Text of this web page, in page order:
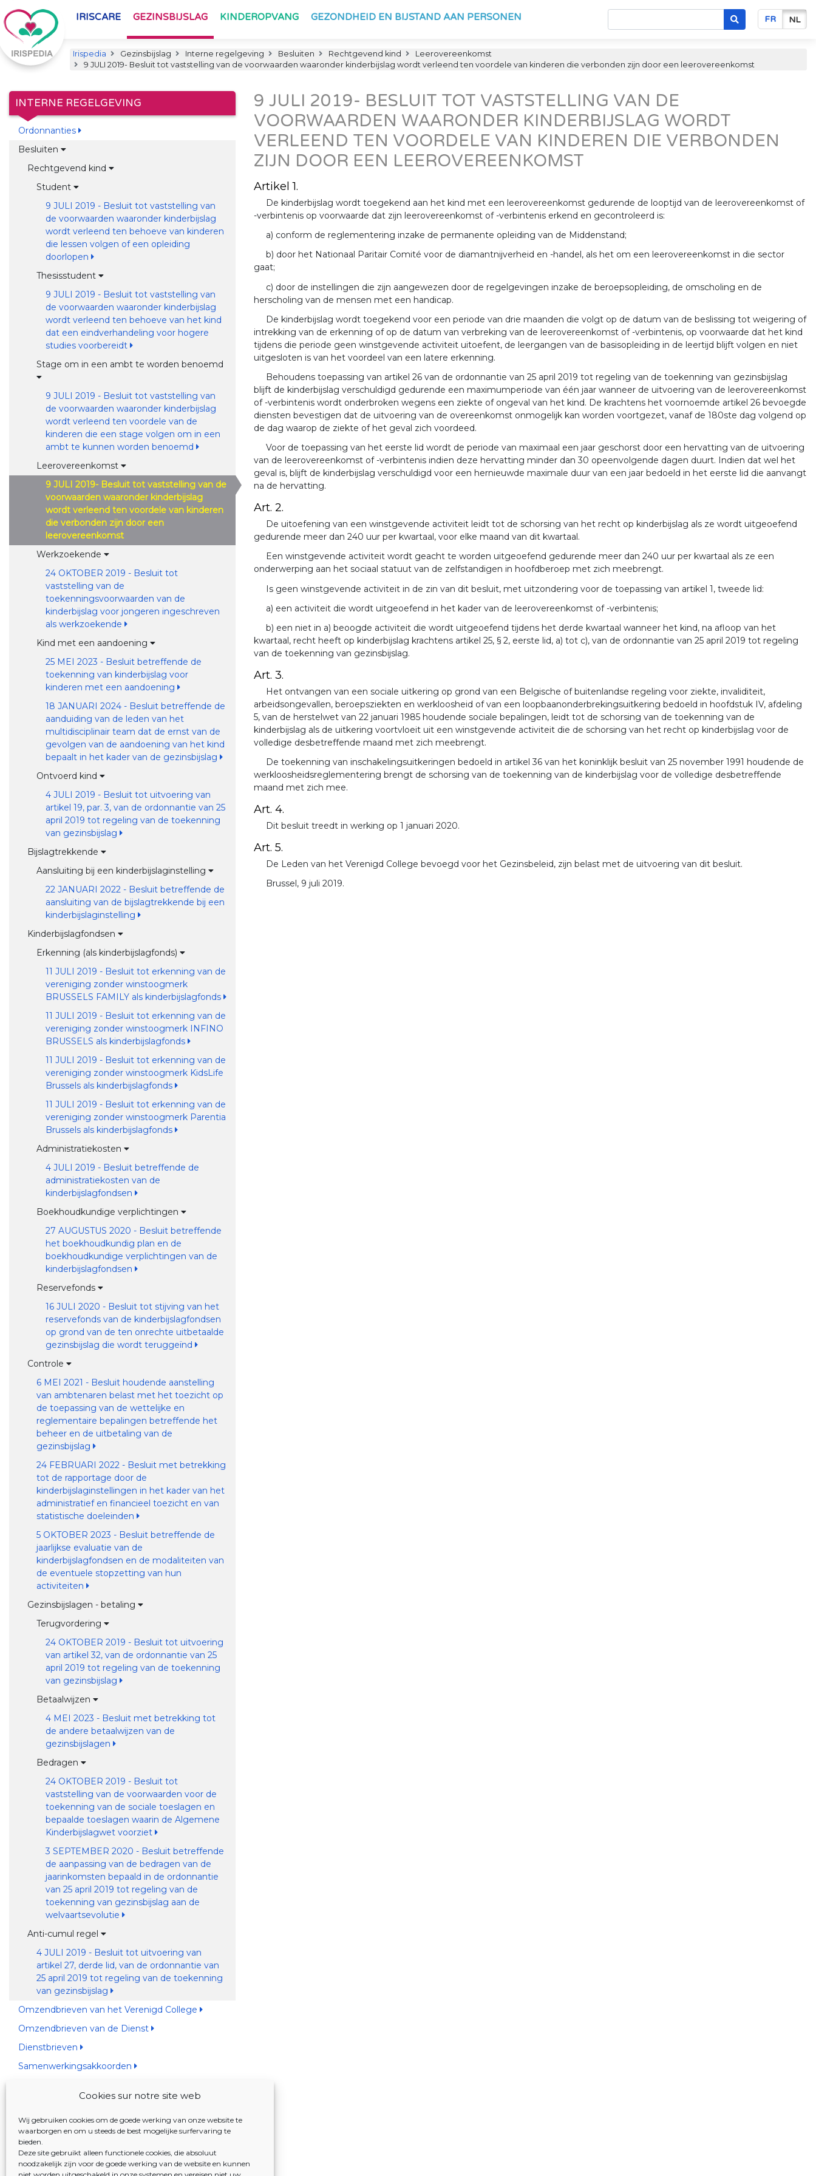
Cookies sur notre site web
Wij gebruiken cookies om de goede werking van onze website te
waarborgen en om u steeds de best mogelijke surfervaring te
bieden.
Deze site gebruikt alleen functionele cookies, die absoluut
noodzakelijk zijn voor de goede werking van de website en kunnen
IRISCARE GEZINSBIJSLAG KINDEROPVANG GEZONDHEID EN BIJSTAND AAN PERSONEN FR NL
Irispedia Gezinsbijslag Interne regelgeving Besluiten Rechtgevend kind
Leerovereenkomst
9 JULI 2019- Besluit tot vaststelling van de voorwaarden waaronder kinderbijslag wordt verleend ten voordele van kinderen die verbonden zijn door een leerovereenkomst
INTERNE REGELGEVING
Ordonnanties
Besluiten
Rechtgevend kind
Student
9 JULI 2019 - Besluit tot vaststelling van
de voorwaarden waaronder kinderbijslag
wordt verleend ten behoeve van kinderen
die lessen volgen of een opleiding
doorlopen
Thesisstudent
9 JULI 2019 - Besluit tot vaststelling van
de voorwaarden waaronder kinderbijslag
wordt verleend ten behoeve van het kind
dat een eindverhandeling voor hogere
studies voorbereidt
Stage om in een ambt te worden benoemd
9 JULI 2019 - Besluit tot vaststelling van
de voorwaarden waaronder kinderbijslag
wordt verleend ten voordele van de
kinderen die een stage volgen om in een
ambt te kunnen worden benoemd
Leerovereenkomst
9 JULI 2019- Besluit tot vaststelling van de
voorwaarden waaronder kinderbijslag
wordt verleend ten voordele van kinderen
die verbonden zijn door een
leerovereenkomst
Werkzoekende
24 OKTOBER 2019 - Besluit tot
vaststelling van de
toekenningsvoorwaarden van de
kinderbijslag voor jongeren ingeschreven
als werkzoekende
Kind met een aandoening
25 MEI 2023 - Besluit betreffende de
toekenning van kinderbijslag voor
kinderen met een aandoening
18 JANUARI 2024 - Besluit betreffende de
aanduiding van de leden van het
multidisciplinair team dat de ernst van de
gevolgen van de aandoening van het kind
bepaalt in het kader van de gezinsbijslag
Ontvoerd kind
4 JULI 2019 - Besluit tot uitvoering van
artikel 19, par. 3, van de ordonnantie van 25
april 2019 tot regeling van de toekenning
van gezinsbijslag
Bijslagtrekkende
Aansluiting bij een kinderbijslaginstelling
22 JANUARI 2022 - Besluit betreffende de
aansluiting van de bijslagtrekkende bij een
kinderbijslaginstelling
Kinderbijslagfondsen
Erkenning (als kinderbijslagfonds)
11 JULI 2019 - Besluit tot erkenning van de
vereniging zonder winstoogmerk
BRUSSELS FAMILY als kinderbijslagfonds
11 JULI 2019 - Besluit tot erkenning van de
vereniging zonder winstoogmerk INFINO
BRUSSELS als kinderbijslagfonds
11 JULI 2019 - Besluit tot erkenning van de
vereniging zonder winstoogmerk KidsLife
Brussels als kinderbijslagfonds
11 JULI 2019 - Besluit tot erkenning van de
vereniging zonder winstoogmerk Parentia
Brussels als kinderbijslagfonds
Administratiekosten
4 JULI 2019 - Besluit betreffende de
administratiekosten van de
kinderbijslagfondsen
Boekhoudkundige verplichtingen
27 AUGUSTUS 2020 - Besluit betreffende
het boekhoudkundig plan en de
boekhoudkundige verplichtingen van de
kinderbijslagfondsen
Reservefonds
16 JULI 2020 - Besluit tot stijving van het
reservefonds van de kinderbijslagfondsen
op grond van de ten onrechte uitbetaalde
gezinsbijslag die wordt teruggeïnd
Controle
6 MEI 2021 - Besluit houdende aanstelling
van ambtenaren belast met het toezicht op
de toepassing van de wettelijke en
reglementaire bepalingen betreffende het
beheer en de uitbetaling van de
gezinsbijslag
24 FEBRUARI 2022 - Besluit met betrekking
tot de rapportage door de
kinderbijslaginstellingen in het kader van het
administratief en financieel toezicht en van
statistische doeleinden
5 OKTOBER 2023 - Besluit betreffende de
jaarlijkse evaluatie van de
kinderbijslagfondsen en de modaliteiten van
de eventuele stopzetting van hun
activiteiten
Gezinsbijslagen - betaling
Terugvordering
24 OKTOBER 2019 - Besluit tot uitvoering
van artikel 32, van de ordonnantie van 25
april 2019 tot regeling van de toekenning
van gezinsbijslag
Betaalwijzen
4 MEI 2023 - Besluit met betrekking tot
de andere betaalwijzen van de
gezinsbijslagen
Bedragen
24 OKTOBER 2019 - Besluit tot
vaststelling van de voorwaarden voor de
toekenning van de sociale toeslagen en
bepaalde toeslagen waarin de Algemene
Kinderbijslagwet voorziet
3 SEPTEMBER 2020 - Besluit betreffende
de aanpassing van de bedragen van de
jaarinkomsten bepaald in de ordonnantie
van 25 april 2019 tot regeling van de
toekenning van gezinsbijslag aan de
welvaartsevolutie
Anti-cumul regel
4 JULI 2019 - Besluit tot uitvoering van
artikel 27, derde lid, van de ordonnantie van
25 april 2019 tot regeling van de toekenning
van gezinsbijslag
Omzendbrieven van het Verenigd College
Omzendbrieven van de Dienst
Dienstbrieven
Samenwerkingsakkoorden
JUSTEL DATABANK
9 JULI 2019. - Besluit van het Verenigd College
van de Gemeenschappelijke
Gemeenschapscommissie tot vaststelling van de
voorwaarden waaronder kinderbijslag wordt
9 JULI 2019- BESLUIT TOT VASTSTELLING VAN DE
VOORWAARDEN WAARONDER KINDERBIJSLAG WORDT
VERLEEND TEN VOORDELE VAN KINDEREN DIE VERBONDEN
ZIJN DOOR EEN LEEROVEREENKOMST
Artikel 1.
De kinderbijslag wordt toegekend aan het kind met een leerovereenkomst gedurende de looptijd van de leerovereenkomst of
-verbintenis op voorwaarde dat zijn leerovereenkomst of -verbintenis erkend en gecontroleerd is:
a) conform de reglementering inzake de permanente opleiding van de Middenstand;
b) door het Nationaal Paritair Comité voor de diamantnijverheid en -handel, als het om een leerovereenkomst in die sector
gaat;
c) door de instellingen die zijn aangewezen door de regelgevingen inzake de beroepsopleiding, de omscholing en de
herscholing van de mensen met een handicap.
De kinderbijslag wordt toegekend voor een periode van drie maanden die volgt op de datum van de beslissing tot weigering of
intrekking van de erkenning of op de datum van verbreking van de leerovereenkomst of -verbintenis, op voorwaarde dat het kind
tijdens die periode geen winstgevende activiteit uitoefent, de leergangen van de basisopleiding in de leertijd blijft volgen en niet
uitgesloten is van het voordeel van een latere erkenning.
Behoudens toepassing van artikel 26 van de ordonnantie van 25 april 2019 tot regeling van de toekenning van gezinsbijslag
blijft de kinderbijslag verschuldigd gedurende een maximumperiode van één jaar wanneer de uitvoering van de leerovereenkomst
of -verbintenis wordt onderbroken wegens een ziekte of ongeval van het kind. De krachtens het voornoemde artikel 26 bevoegde
diensten bevestigen dat de uitvoering van de overeenkomst onmogelijk kan worden voortgezet, vanaf de 180ste dag volgend op
de dag waarop de ziekte of het geval zich voordeed.
Voor de toepassing van het eerste lid wordt de periode van maximaal een jaar geschorst door een hervatting van de uitvoering
van de leerovereenkomst of -verbintenis indien deze hervatting minder dan 30 opeenvolgende dagen duurt. Indien dat wel het
geval is, blijft de kinderbijslag verschuldigd voor een hernieuwde maximale duur van een jaar bedoeld in het eerste lid die aanvangt
na de hervatting.
Art. 2.
De uitoefening van een winstgevende activiteit leidt tot de schorsing van het recht op kinderbijslag als ze wordt uitgeoefend
gedurende meer dan 240 uur per kwartaal, voor elke maand van dit kwartaal.
Een winstgevende activiteit wordt geacht te worden uitgeoefend gedurende meer dan 240 uur per kwartaal als ze een
onderwerping aan het sociaal statuut van de zelfstandigen in hoofdberoep met zich meebrengt.
Is geen winstgevende activiteit in de zin van dit besluit, met uitzondering voor de toepassing van artikel 1, tweede lid:
a) een activiteit die wordt uitgeoefend in het kader van de leerovereenkomst of -verbintenis;
b) een niet in a) beoogde activiteit die wordt uitgeoefend tijdens het derde kwartaal wanneer het kind, na afloop van het
kwartaal, recht heeft op kinderbijslag krachtens artikel 25, § 2, eerste lid, a) tot c), van de ordonnantie van 25 april 2019 tot regeling
van de toekenning van gezinsbijslag.
Art. 3.
Het ontvangen van een sociale uitkering op grond van een Belgische of buitenlandse regeling voor ziekte, invaliditeit,
arbeidsongevallen, beroepsziekten en werkloosheid of van een loopbaanonderbrekingsuitkering bedoeld in hoofdstuk IV, afdeling
5, van de herstelwet van 22 januari 1985 houdende sociale bepalingen, leidt tot de schorsing van de toekenning van de
kinderbijslag als de uitkering voortvloeit uit een winstgevende activiteit die de schorsing van het recht op kinderbijslag voor de
volledige desbetreffende maand met zich meebrengt.
De toekenning van inschakelingsuitkeringen bedoeld in artikel 36 van het koninklijk besluit van 25 november 1991 houdende de
werkloosheidsreglementering brengt de schorsing van de toekenning van de kinderbijslag voor de volledige desbetreffende
maand met zich mee.
Art. 4.
Dit besluit treedt in werking op 1 januari 2020.
Art. 5.
De Leden van het Verenigd College bevoegd voor het Gezinsbeleid, zijn belast met de uitvoering van dit besluit.
Brussel, 9 juli 2019.